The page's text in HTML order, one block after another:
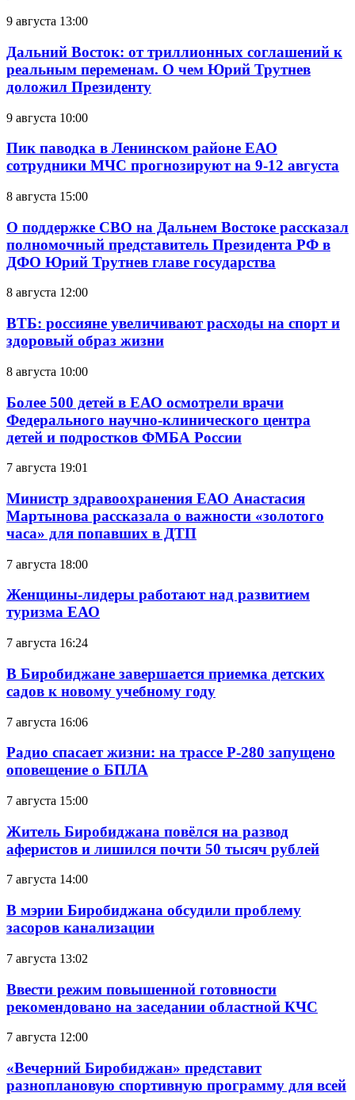
9 августа 13:00
Дальний Восток: от триллионных соглашений к
реальным переменам. О чем Юрий Трутнев
доложил Президенту
9 августа 10:00
Пик паводка в Ленинском районе ЕАО
сотрудники МЧС прогнозируют на 9-12 августа
8 августа 15:00
О поддержке СВО на Дальнем Востоке рассказал
полномочный представитель Президента РФ в
ДФО Юрий Трутнев главе государства
8 августа 12:00
ВТБ: россияне увеличивают расходы на спорт и
здоровый образ жизни
8 августа 10:00
Более 500 детей в ЕАО осмотрели врачи
Федерального научно-клинического центра
детей и подростков ФМБА России
7 августа 19:01
Министр здравоохранения ЕАО Анастасия
Мартынова рассказала о важности «золотого
часа» для попавших в ДТП
7 августа 18:00
Женщины-лидеры работают над развитием
туризма ЕАО
7 августа 16:24
В Биробиджане завершается приемка детских
садов к новому учебному году
7 августа 16:06
Радио спасает жизни: на трассе Р-280 запущено
оповещение о БПЛА
7 августа 15:00
Житель Биробиджана повёлся на развод
аферистов и лишился почти 50 тысяч рублей
7 августа 14:00
В мэрии Биробиджана обсудили проблему
засоров канализации
7 августа 13:02
Ввести режим повышенной готовности
рекомендовано на заседании областной КЧС
7 августа 12:00
«Вечерний Биробиджан» представит
разноплановую спортивную программу для всей